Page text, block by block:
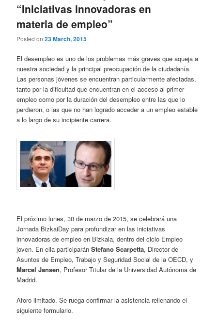
“Iniciativas innovadoras en
materia de empleo”
Posted on23 March, 2015
El desempleo es uno de los problemas más graves que aqueja a
nuestra sociedad y la principal preocupación de la ciudadanía.
Las personas jóvenes se encuentran particularmente afectadas,
tanto por la dificultad que encuentran en el acceso al primer
empleo como por la duración del desempleo entre las que lo
perdieron, o las que no han logrado acceder a un empleo estable
a lo largo de su incipiente carrera.
El próximo lunes, 30 de marzo de 2015, se celebrará una
Jornada BizkaiDay para profundizar en las iniciativas
innovadoras de empleo en Bizkaia, dentro del ciclo Empleo
joven. En ella participaránStefano Scarpetta, Director de
Asuntos de Empleo, Trabajo y Seguridad Social de la OECD, y
Marcel Jansen, Profesor Titular de la Universidad Autónoma de
Madrid.
Aforo limitado. Se ruega confirmar la asistencia rellenando el
siguiente formulario.